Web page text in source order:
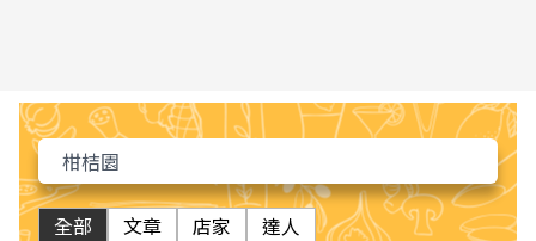
全部 文章 店家 達人